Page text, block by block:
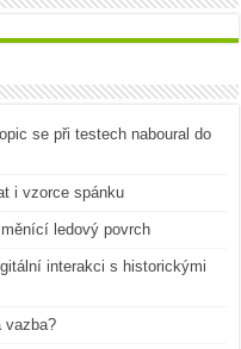
se při testech naboural do
i vzorce spánku
ledový povrch
interakci s historickými
vazba?